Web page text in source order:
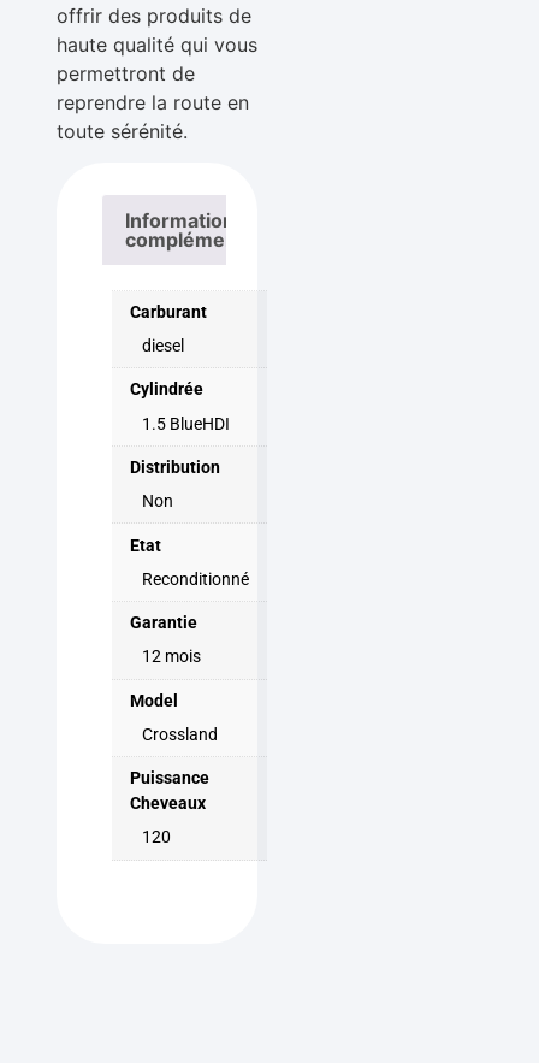
offrir des produits de
haute qualité qui vous
permettront de
reprendre la route en
toute sérénité.
Informations
complémentaires
Carburant
diesel
Cylindrée
1.5 BlueHDI
Distribution
Non
Etat
Reconditionné
Garantie
12 mois
Model
Crossland
Puissance
Cheveaux
120